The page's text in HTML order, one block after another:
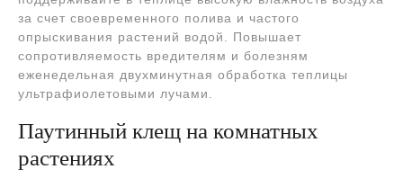
за счет своевременного полива и частого
опрыскивания растений водой. Повышает
сопротивляемость вредителям и болезням
еженедельная двухминутная обработка теплицы
ультрафиолетовыми лучами.
Паутинный клещ на комнатных
растениях